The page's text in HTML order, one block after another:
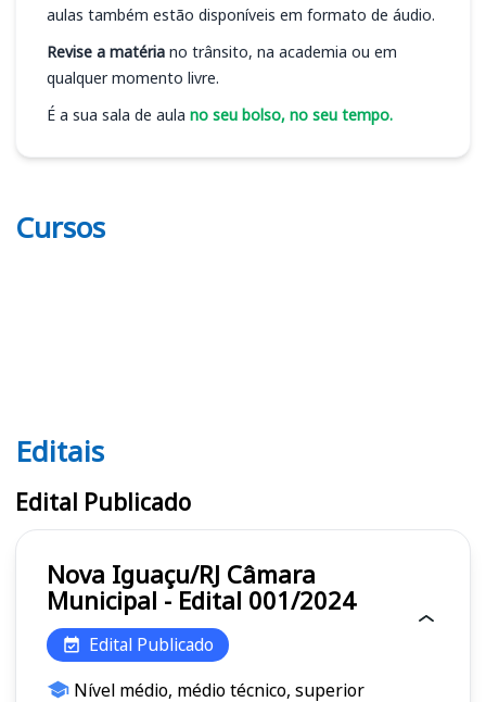
aulas também estão disponíveis em formato de áudio.
Revise a matéria no trânsito, na academia ou em
qualquer momento livre.
É a sua sala de aula no seu bolso, no seu tempo.
Cursos
Editais
Editais
Edital Publicado
Nova Iguaçu/RJ Câmara
Municipal - Edital 001/2024
Edital Publicado
Nível médio, médio técnico, superior